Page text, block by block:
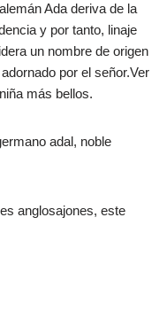
Ada deriva de la
y por tanto, linaje
un nombre de origen
por el señor.Ver
más bellos.
adal, noble
anglosajones, este